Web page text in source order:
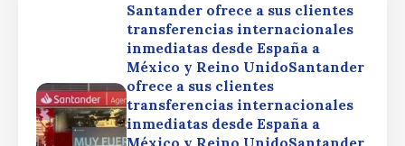
Santander ofrece a sus clientes
transferencias internacionales
inmediatas desde España a
México y Reino UnidoSantander
ofrece a sus clientes
transferencias internacionales
inmediatas desde España a